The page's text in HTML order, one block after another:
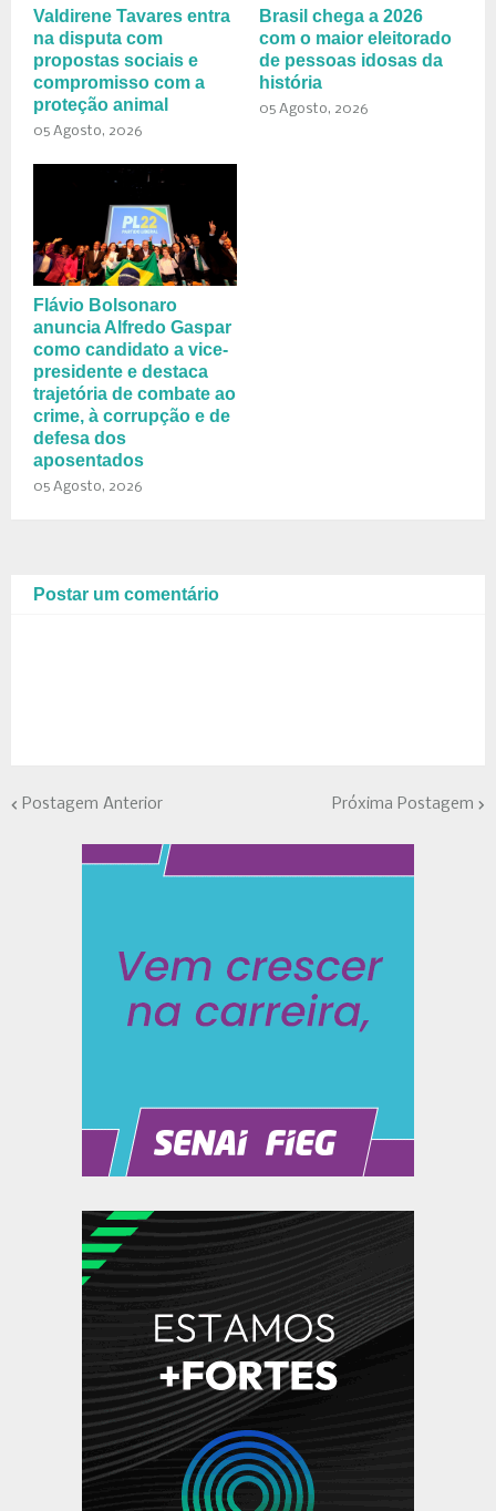
Valdirene Tavares entra
na disputa com
propostas sociais e
compromisso com a
proteção animal
05 Agosto, 2026
Brasil chega a 2026
com o maior eleitorado
de pessoas idosas da
história
05 Agosto, 2026
Flávio Bolsonaro
anuncia Alfredo Gaspar
como candidato a vice-
presidente e destaca
trajetória de combate ao
crime, à corrupção e de
defesa dos
aposentados
05 Agosto, 2026
Postar um comentário
Postagem Anterior Próxima Postagem